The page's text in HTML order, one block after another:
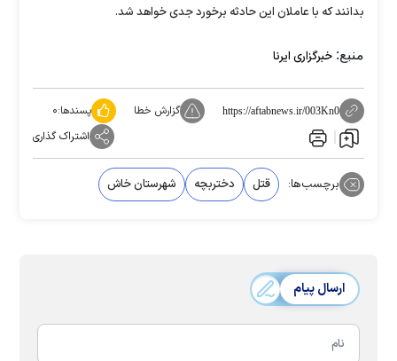
بدانند که با عاملان این حادثه برخورد جدی خواهد شد.
منبع: خبرگزاری ایرنا
https://aftabnews.ir/003Kn0 گزارش خطا پسندها:۰
اشتراک گذاری
برچسب‌ها: قتل دختربچه شهرستان خاش
ارسال پیام